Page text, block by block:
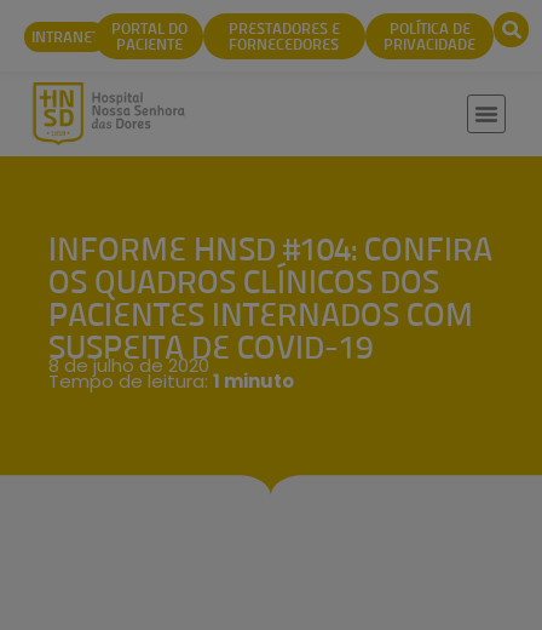
conteúdo
INTRANET PORTAL DO
PACIENTE
PRESTADORES E
FORNECEDORES
POLÍTICA DE
PRIVACIDADE
INFORME HNSD #104: CONFIRA
OS QUADROS CLÍNICOS DOS
PACIENTES INTERNADOS COM
SUSPEITA DE COVID-19
8 de julho de 2020
Tempo de leitura: 1 minuto